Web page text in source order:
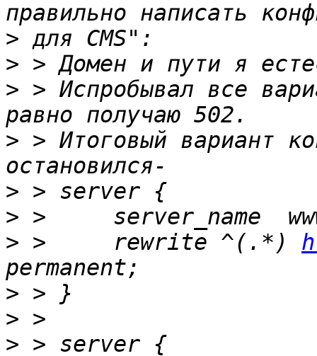
>
>
> > Испробывал все
> > Итоговый вариант
>
>
> >     rewrite ^(.*)
>
>
>